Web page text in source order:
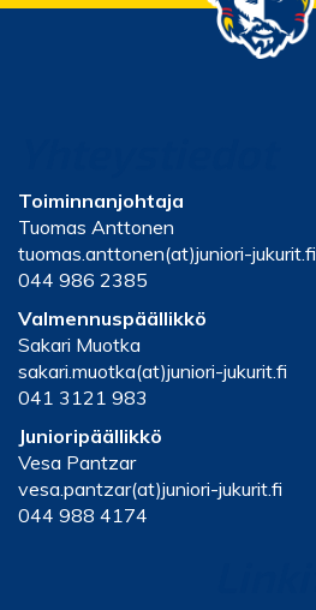
Toiminnanjohtaja
Tuomas Anttonen
tuomas.anttonen(at)juniori-jukurit.fi
044 986 2385
Valmennuspäällikkö
Sakari Muotka
sakari.muotka(at)juniori-jukurit.fi
041 3121 983
Junioripäällikkö
Vesa Pantzar
vesa.pantzar(at)juniori-jukurit.fi
044 988 4174